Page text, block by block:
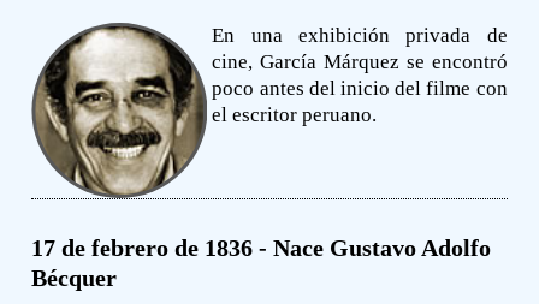
En una exhibición privada de
cine, García Márquez se encontró
poco antes del inicio del filme con
el escritor peruano.
17 de febrero de 1836 - Nace Gustavo Adolfo
Bécquer